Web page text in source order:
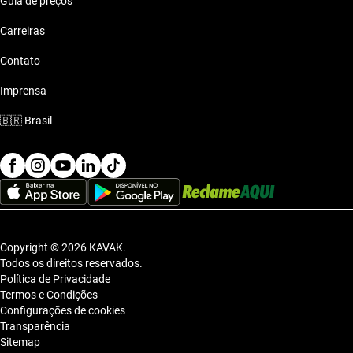
aventuras de fim de semana.
Carreiras
Contato
Imprensa
🇧🇷 Brasil
Copyright © 2026 KAVAK.
Todos os direitos reservados.
Política de Privacidade
Termos e Condições
Configurações de cookies
Transparência
Sitemap